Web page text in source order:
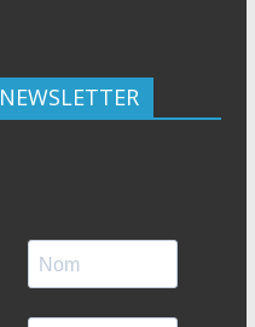
NEWSLETTER